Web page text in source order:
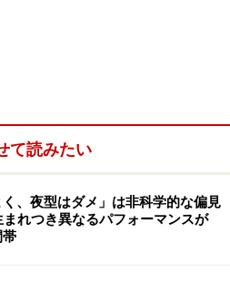
た2つの保険のうち、この項目
した。アメリカの保険は高い
私の場合は雇用側のサポート
いた時よりも安い保険料です
によりますので、一概には言
て読みたい
く、夜型はダメ」は非科学的な偏見
まれつき異なるパフォーマンスが
帯